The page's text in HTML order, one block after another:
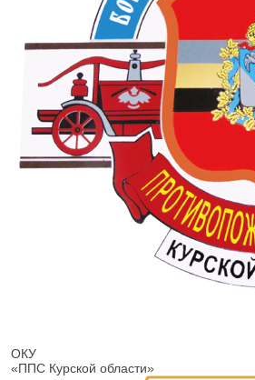
ОКУ
«ППС Курской области»